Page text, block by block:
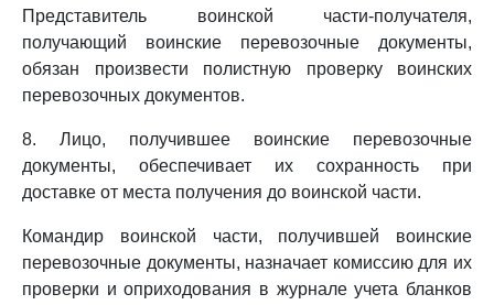
Представитель воинской части-получателя,
получающий воинские перевозочные документы,
обязан произвести полистную проверку воинских
перевозочных документов.
8. Лицо, получившее воинские перевозочные
документы, обеспечивает их сохранность при
доставке от места получения до воинской части.
Командир воинской части, получившей воинские
перевозочные документы, назначает комиссию для их
проверки и оприходования в журнале учета бланков